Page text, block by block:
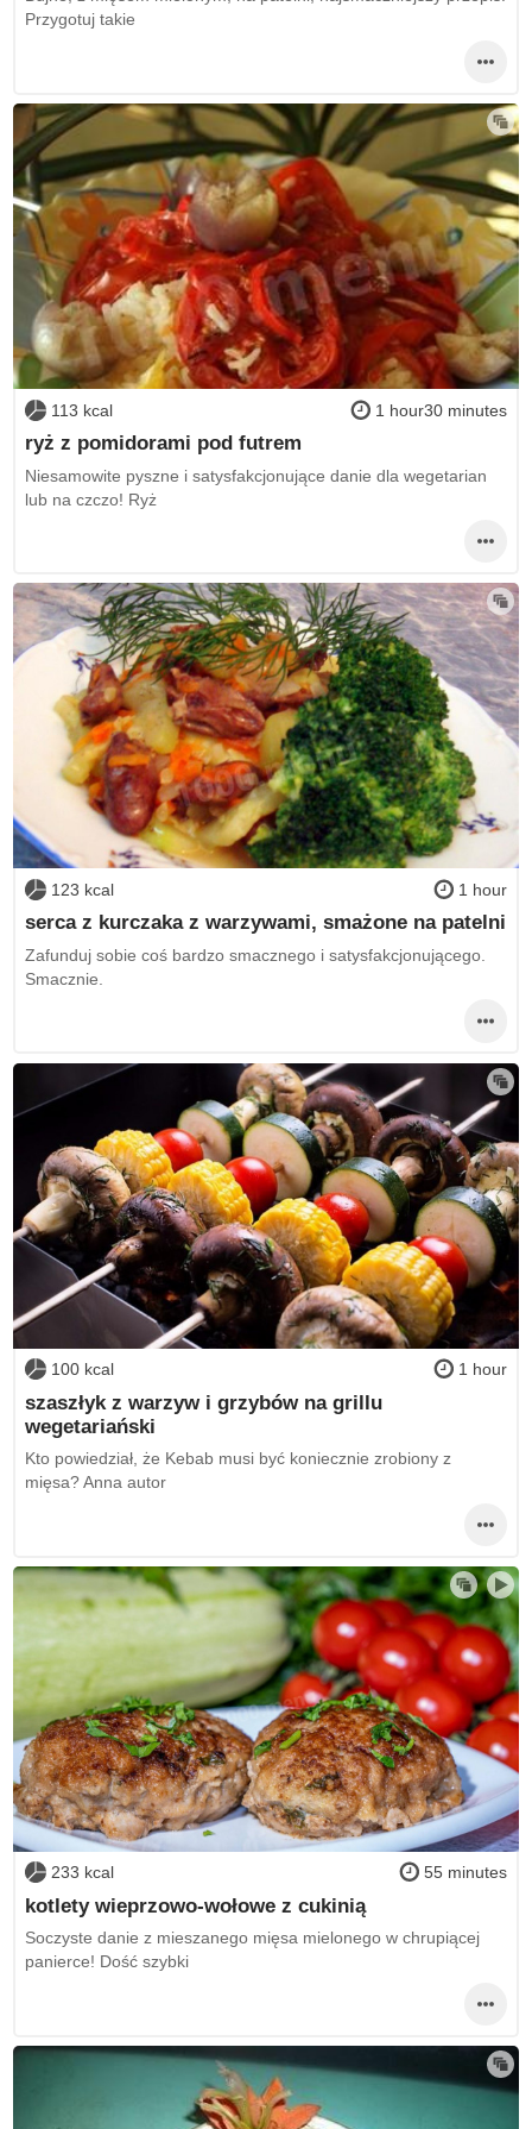
Przygotuj takie
113 kcal 1 hour30 minutes
ryż z pomidorami pod futrem
Niesamowite pyszne i satysfakcjonujące danie dla wegetarian
lub na czczo! Ryż
123 kcal 1 hour
serca z kurczaka z warzywami, smażone na patelni
Zafunduj sobie coś bardzo smacznego i satysfakcjonującego.
Smacznie.
100 kcal 1 hour
szaszłyk z warzyw i grzybów na grillu
wegetariański
Kto powiedział, że Kebab musi być koniecznie zrobiony z
mięsa? Anna autor
233 kcal 55 minutes
kotlety wieprzowo-wołowe z cukinią
Soczyste danie z mieszanego mięsa mielonego w chrupiącej
panierce! Dość szybki